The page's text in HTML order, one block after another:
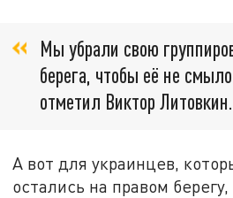
Мы убрали свою
берега, чтобы её не
отметил Виктор Литовкин.
А вот для украинцев,
остались на правом